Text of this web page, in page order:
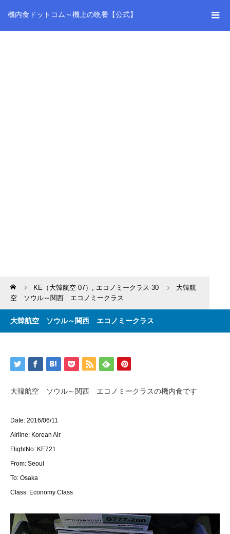
機内食ドットコム～機上の晩餐【公式】
Home KE（大韓航空 07） , エコノミークラス 30
大韓航
空 ソウル～関西 エコノミークラス
大韓航空 ソウル～関西 エコノミークラス
大韓航空 ソウル～関西 エコノミークラスの機内食です
Date: 2016/06/11
Airline: Korean Air
FlightNo: KE721
From: Seoul
To: Osaka
Class: Economy Class